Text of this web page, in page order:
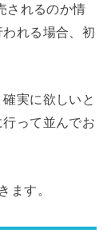
されるのか情
れる場合、初
実に欲しいと
って並んでお
ます。